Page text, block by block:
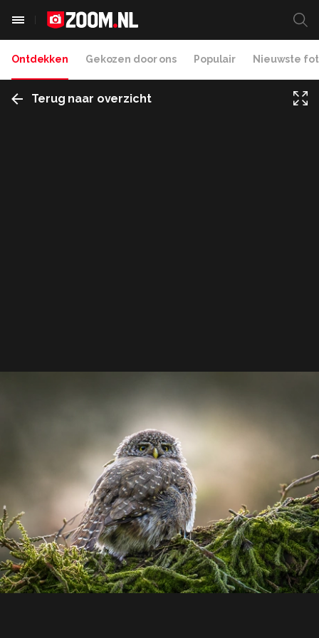
Ontdekken Gekozen door ons Populair Nieuwste
Terug naar overzicht